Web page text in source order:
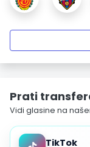
Prati
Vidi glasine na
TikTok